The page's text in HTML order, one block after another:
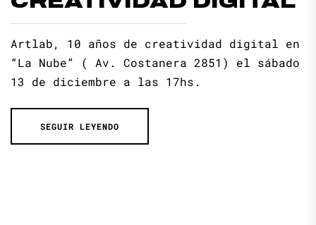
Artlab, 10 años de creatividad digital en
“La Nube” ( Av. Costanera 2851) el sábado
13 de diciembre a las 17hs.
SEGUIR LEYENDO